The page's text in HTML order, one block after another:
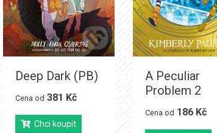
Deep Dark (PB)
Cena od 381 Kč
Chci koupit
A Peculiar
Problem 2
Cena od 186 Kč